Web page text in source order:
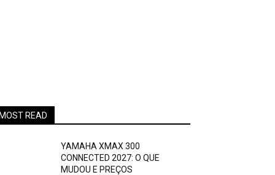
MOST READ
YAMAHA XMAX 300
CONNECTED 2027: O QUE
MUDOU E PREÇOS